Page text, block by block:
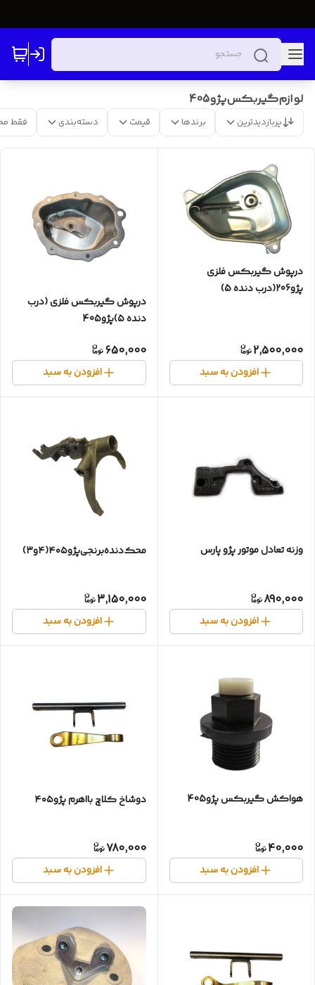
لوازم‌گیربکس‌پژو405
پربازدیدترین برندها قیمت دسته‌بندی فقط
درپوش گیربکس فلزی
پژو206(درب دنده 5)
2,500,000
افزودن به سبد
درپوش گیربکس فلزی (درب
دنده 5)پژو405
650,000
افزودن به سبد
وزنه‌ تعادل موتور پژو پارس
890,000
افزودن به سبد
محک‌دنده‌برنجی‌پژو۴۰۵(۴و۳)
3,150,000
افزودن به سبد
هواکش گیربکس پژو405
40,000
افزودن به سبد
دوشاخ کلاچ بااهرم‌ پژو۴۰۵
780,000
افزودن به سبد